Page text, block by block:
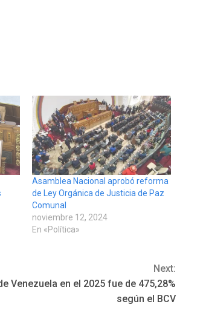
Asamblea Nacional aprobó reforma
de Ley Orgánica de Justicia de Paz
Comunal
noviembre 12, 2024
En «Política»
Next:
Venezuela en el 2025 fue de 475,28%
según el BCV